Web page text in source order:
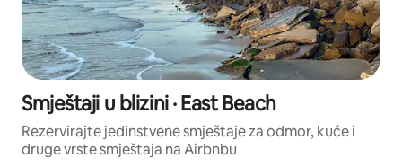
Smještaji u blizini · East Beach
Rezervirajte jedinstvene smještaje za odmor, kuće i
druge vrste smještaja na Airbnbu